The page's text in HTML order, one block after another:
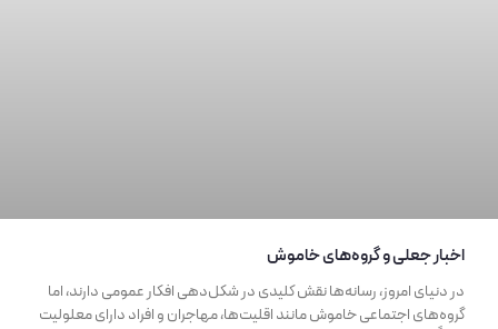
اخبار جعلی و گروه‌های خاموش
در دنیای امروز، رسانه‌ها نقش کلیدی در شکل‌دهی افکار عمومی دارند، اما
گروه‌های اجتماعی خاموش مانند اقلیت‌ها، مهاجران و افراد دارای معلولیت